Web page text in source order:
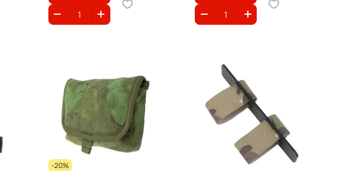
-20%